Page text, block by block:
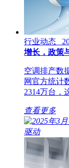
行业动态
增长，政策
空调排产数
网官方统计
2314万台，
查看更多